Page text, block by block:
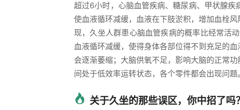
超过6小时，心脑血管疾病、糖尿病、甲状腺
使血液循环减缓，血液在下肢淤积，增加血栓
现，久坐人群患心脑血管疾病的概率比经常活
血液循环减缓，使得身体各部位得不到充足的
会逐渐萎缩；大脑供氧不足，影响大脑的正常
间处于低效率运转状态，各个零件都会出现问题。
关于久坐的那些误区，你中招了吗？